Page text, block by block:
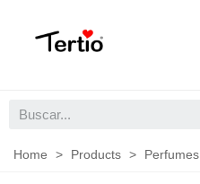
Home > Products > Perfumes